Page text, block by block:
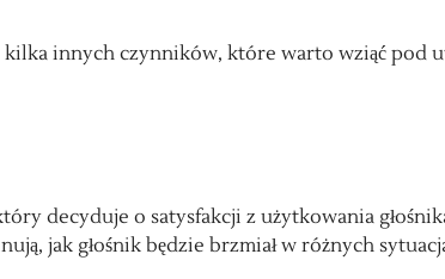
innych czynników, które warto wziąć pod
decyduje o satysfakcji z użytkowania
jak głośnik będzie brzmiał w różnych